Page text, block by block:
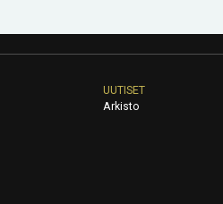
UUTISET
Arkisto